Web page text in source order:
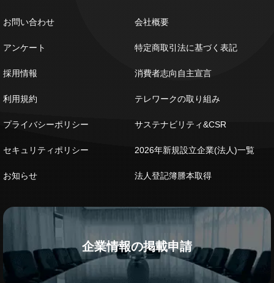
お問い合わせ
アンケート
採用情報
利用規約
プライバシーポリシー
セキュリティポリシー
お知らせ
会社概要
特定商取引法に基づく表記
消費者志向自主宣言
テレワークの取り組み
サステナビリティ&CSR
2026年新規設立企業(法人)一覧
法人登記簿謄本取得
企業情報の掲載申請